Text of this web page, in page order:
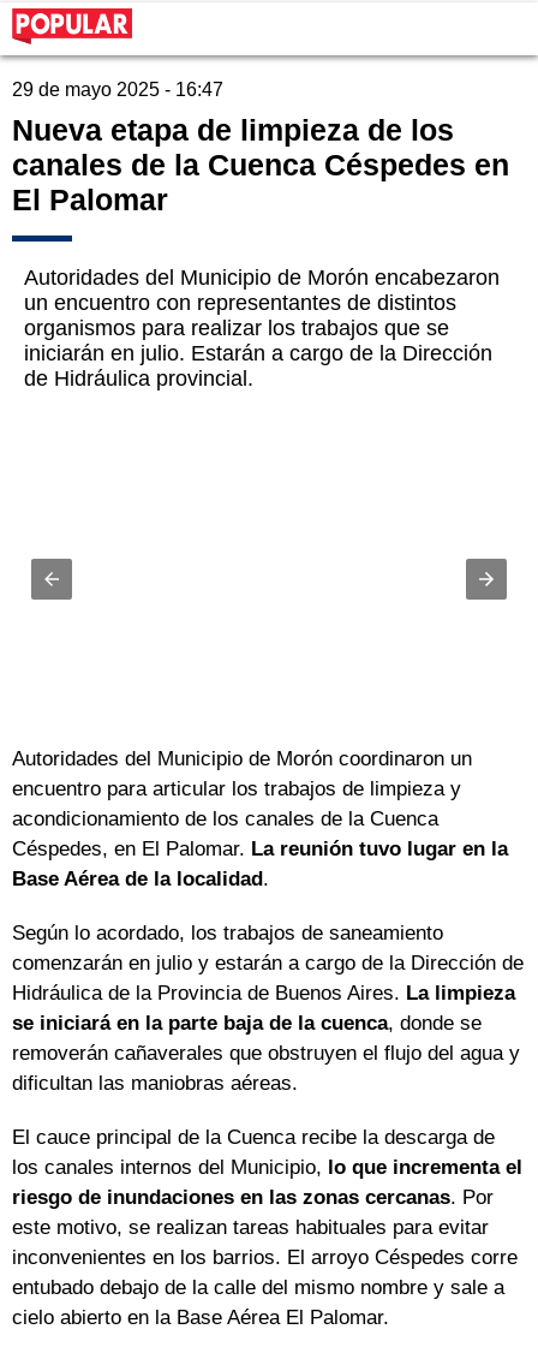
29 de mayo 2025 - 16:47
Nueva etapa de limpieza de los
canales de la Cuenca Céspedes en
El Palomar
Autoridades del Municipio de Morón encabezaron
un encuentro con representantes de distintos
organismos para realizar los trabajos que se
iniciarán en julio. Estarán a cargo de la Dirección
de Hidráulica provincial.
Autoridades del Municipio de Morón coordinaron un
encuentro para articular los trabajos de limpieza y
acondicionamiento de los canales de la Cuenca
Céspedes, en El Palomar. La reunión tuvo lugar en la
Base Aérea de la localidad.
Según lo acordado, los trabajos de saneamiento
comenzarán en julio y estarán a cargo de la Dirección de
Hidráulica de la Provincia de Buenos Aires. La limpieza
se iniciará en la parte baja de la cuenca, donde se
removerán cañaverales que obstruyen el flujo del agua y
dificultan las maniobras aéreas.
El cauce principal de la Cuenca recibe la descarga de
los canales internos del Municipio, lo que incrementa el
riesgo de inundaciones en las zonas cercanas. Por
este motivo, se realizan tareas habituales para evitar
inconvenientes en los barrios. El arroyo Céspedes corre
entubado debajo de la calle del mismo nombre y sale a
cielo abierto en la Base Aérea El Palomar.